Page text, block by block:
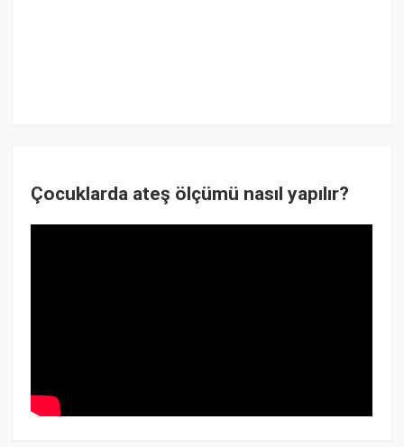
Çocuklarda ateş ölçümü nasıl yapılır?